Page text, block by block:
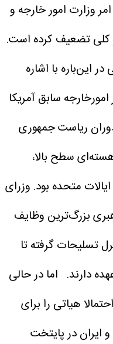
وزارت امور خارجه و
کلی تضعیف کرده است.
این‌باره با اشاره
سابق آمریکا
ریاست جمهوری
سطح بالا،
متحده بود. وزرای
بزرگ‌ترین وظایف
تسلیحات گرفته تا
دارند. اما در حالی
هیاتی را برای
ایران در پایتخت